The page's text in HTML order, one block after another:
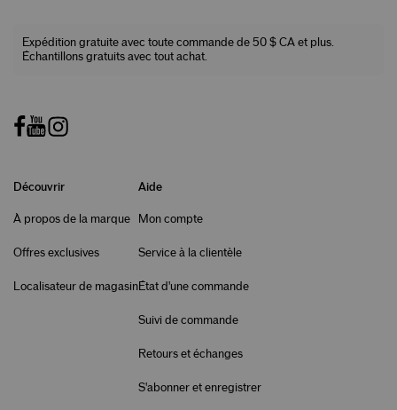
Expédition gratuite avec toute commande de 50 $ CA et plus.
Échantillons gratuits avec tout achat.
Découvrir
À propos de la marque
Offres exclusives
Localisateur de magasin
Aide
Mon compte
Service à la clientèle
État d'une commande
Suivi de commande
Retours et échanges
S'abonner et enregistrer